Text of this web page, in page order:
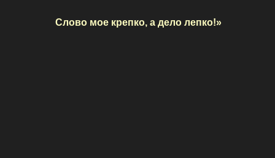
Слово мое крепко, а дело лепко!»